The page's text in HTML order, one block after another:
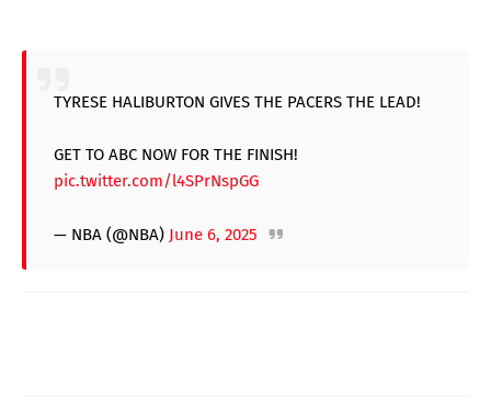
TYRESE HALIBURTON GIVES THE PACERS THE LEAD!
GET TO ABC NOW FOR THE FINISH!
pic.twitter.com/l4SPrNspGG
— NBA (@NBA) June 6, 2025